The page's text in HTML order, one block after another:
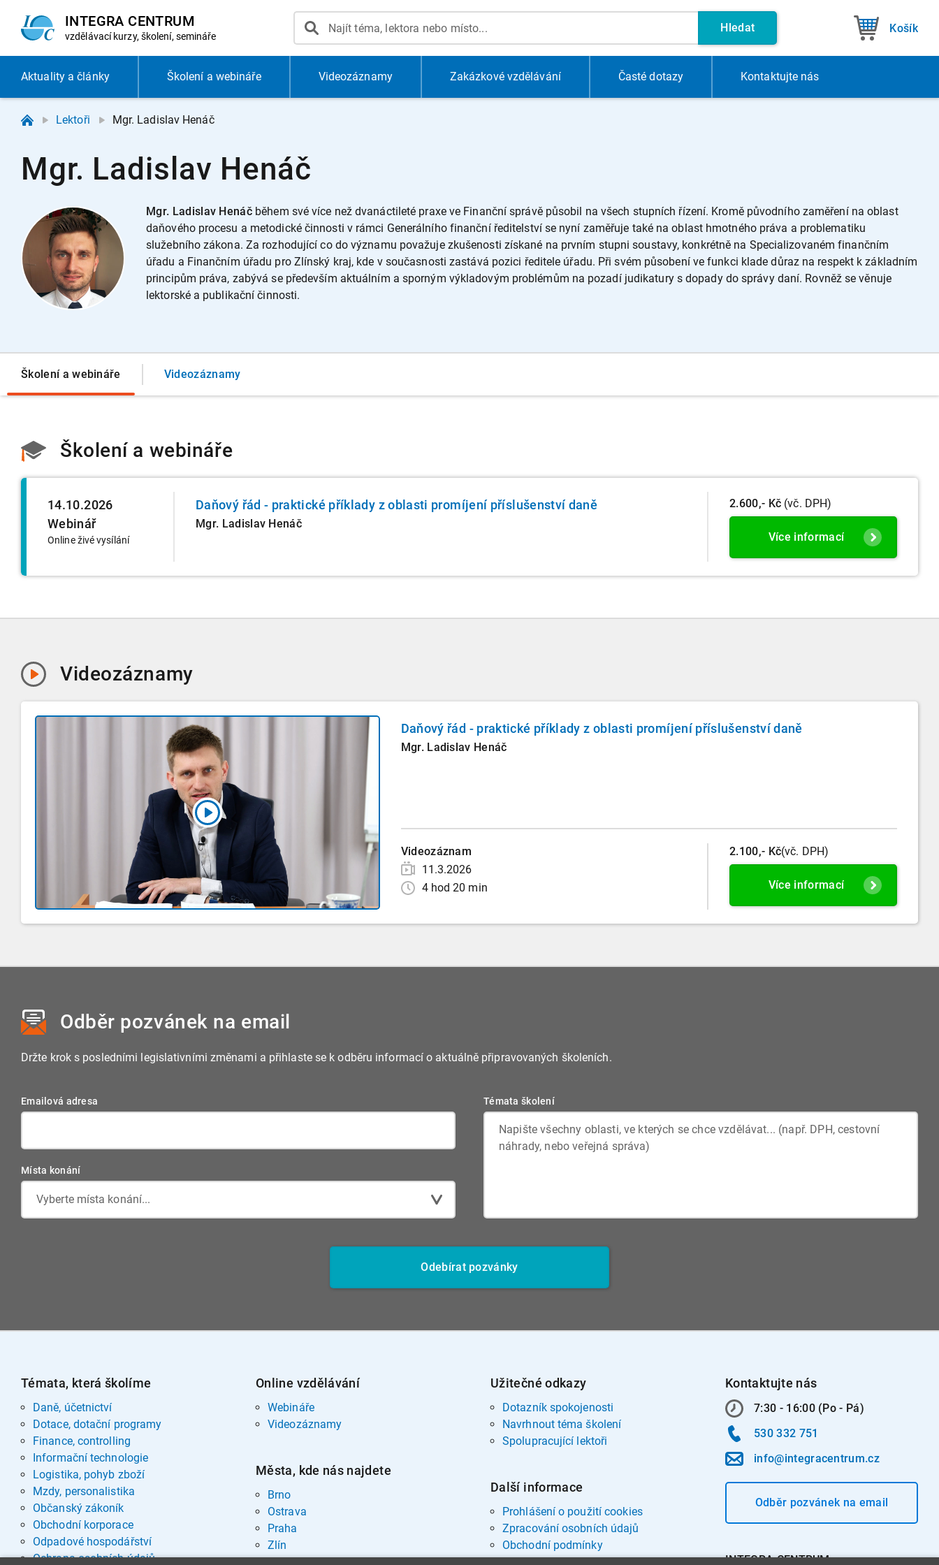
INTEGRA CENTRUM
vzdělávací kurzy, školení, semináře
Hledat Košík
Aktualitya články Školení a webináře Videozáznamy Zakázkové vzdělávání Časté dotazy Kontaktujte nás
Lektoři Mgr. Ladislav Henáč
Mgr. Ladislav Henáč
Mgr. Ladislav Henáč během své více než dvanáctileté praxe ve Finanční správě působil na všech stupních řízení. Kromě původního zaměření na oblast
daňového procesu a metodické činnosti v rámci Generálního finanční ředitelství se nyní zaměřuje také na oblast hmotného práva a problematiku
služebního zákona. Za rozhodující co do významu považuje zkušenosti získané na prvním stupni soustavy, konkrétně na Specializovaném finančním
úřadu a Finančním úřadu pro Zlínský kraj, kde v současnosti zastává pozici ředitele úřadu. Při svém působení ve funkci klade důraz na respekt k základním
principům práva, zabývá se především aktuálním a sporným výkladovým problémům na pozadí judikatury s dopady do správy daní. Rovněž se věnuje
lektorské a publikační činnosti.
Školení a webináře Videozáznamy
Školení a webináře
14.10.2026
Webinář
Online živé vysílání
Daňový řád - praktické příklady z oblasti promíjení příslušenství daně
Mgr. Ladislav Henáč
2.600,- Kč (vč. DPH)
Více informací
Videozáznamy
Daňový řád - praktické příklady z oblasti promíjení příslušenství daně
Mgr. Ladislav Henáč
Videozáznam
11.3.2026
4 hod 20 min
2.100,- Kč(vč. DPH)
Více informací
Odběr pozvánek na email
Držte krok s posledními legislativními změnami a přihlaste se k odběru informací o aktuálně připravovaných školeních.
Emailová adresa
Místa konání
Vyberte místa konání...
Témata školení
Odebírat pozvánky
Témata, která školíme
Daně, účetnictví
Dotace, dotační programy
Finance, controlling
Informační technologie
Logistika, pohyb zboží
Mzdy, personalistika
Občanský zákoník
Obchodní korporace
Odpadové hospodářství
Ochrana osobních údajů
Online vzdělávání
Webináře
Videozáznamy
Města, kde nás najdete
Brno
Ostrava
Praha
Zlín
Užitečné odkazy
Dotazník spokojenosti
Navrhnout téma školení
Spolupracující lektoři
Další informace
Prohlášení o použití cookies
Zpracování osobních údajů
Obchodní podmínky
Kontaktujte nás
7:30 - 16:00 (Po - Pá)
530 332 751
info@integracentrum.cz
Odběr pozvánek na email
INTEGRA CENTRUM s.r.o.